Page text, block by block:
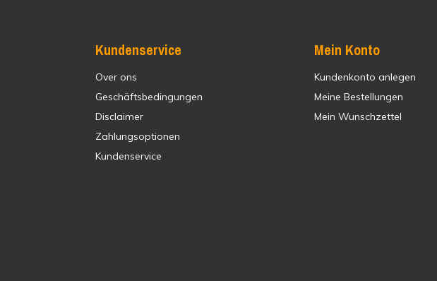
Kundenservice
Over ons
Geschäftsbedingungen
Disclaimer
Zahlungsoptionen
Kundenservice
Mein Konto
Kundenkonto anlegen
Meine Bestellungen
Mein Wunschzettel